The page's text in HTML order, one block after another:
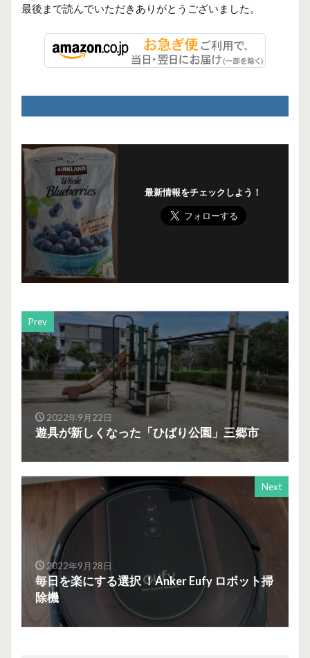
最後まで読んでいただきありがとうございました。
最新情報をチェックしよう！
Prev
2022年9月22日
遊具が新しくなった「ひばり公園」三郷市
Next
2022年9月28日
毎日を楽にする選択 ！Anker Eufy ロボット掃
除機